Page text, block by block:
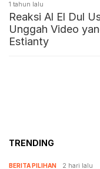
1 tahun lalu
Reaksi Al El Dul
Unggah Video
Estianty
TRENDING
BERITA PILIHAN 2 hari lalu